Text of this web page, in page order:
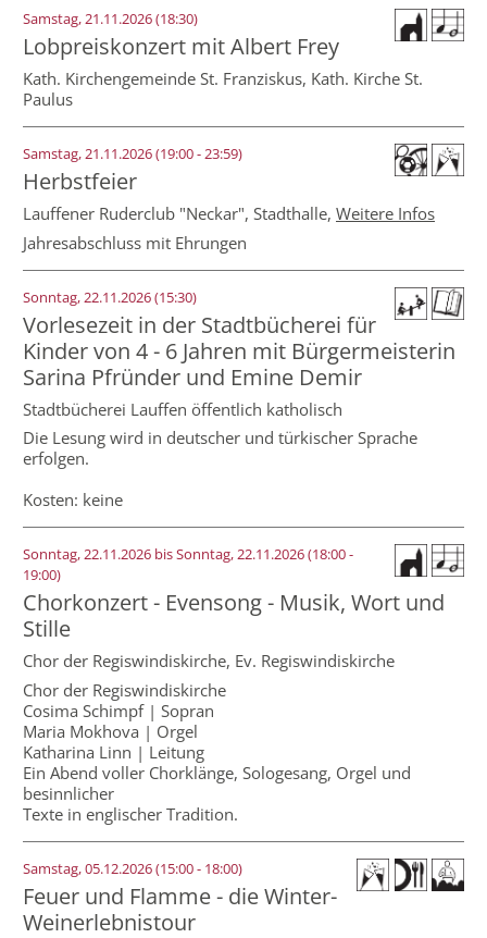
Samstag, 21.11.2026 (18:30)
Lobpreiskonzert mit Albert Frey
Kath. Kirchengemeinde St. Franziskus, Kath. Kirche St.
Paulus
Samstag, 21.11.2026 (19:00 - 23:59)
Herbstfeier
Lauffener Ruderclub "Neckar", Stadthalle, Weitere Infos
Jahresabschluss mit Ehrungen
Sonntag, 22.11.2026 (15:30)
Vorlesezeit in der Stadtbücherei für
Kinder von 4 - 6 Jahren mit Bürgermeisterin
Sarina Pfründer und Emine Demir
Stadtbücherei Lauffen öffentlich katholisch
Die Lesung wird in deutscher und türkischer Sprache
erfolgen.
Kosten: keine
Sonntag, 22.11.2026 bis Sonntag, 22.11.2026(18:00 -
19:00)
Chorkonzert - Evensong - Musik, Wort und
Stille
Chor der Regiswindiskirche, Ev. Regiswindiskirche
Chor der Regiswindiskirche
Cosima Schimpf | Sopran
Maria Mokhova | Orgel
Katharina Linn | Leitung
Ein Abend voller Chorklänge, Sologesang, Orgel und
besinnlicher
Texte in englischer Tradition.
Samstag, 05.12.2026 (15:00 - 18:00)
Feuer und Flamme - die Winter-
Weinerlebnistour